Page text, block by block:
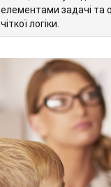
елементами задачі та
чіткої логіки.
грамотно, чітко та
обґрунтовані логічні
роботи з
простіші компоненти,
функціонування.
Критичне мислення
умови задачі, висувати
інформації та